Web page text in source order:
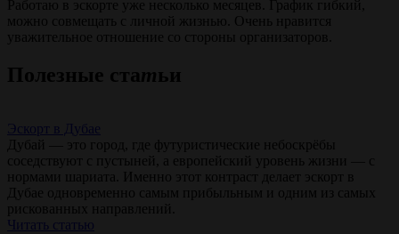
Работаю в эскорте уже несколько месяцев. График гибкий,
можно совмещать с личной жизнью. Очень нравится
уважительное отношение со стороны организаторов.
Полезные статьи
Эскорт в Дубае
Дубай — это город, где футуристические небоскрёбы
соседствуют с пустыней, а европейский уровень жизни — с
нормами шариата. Именно этот контраст делает эскорт в
Дубае одновременно самым прибыльным и одним из самых
рискованных направлений.
Читать статью